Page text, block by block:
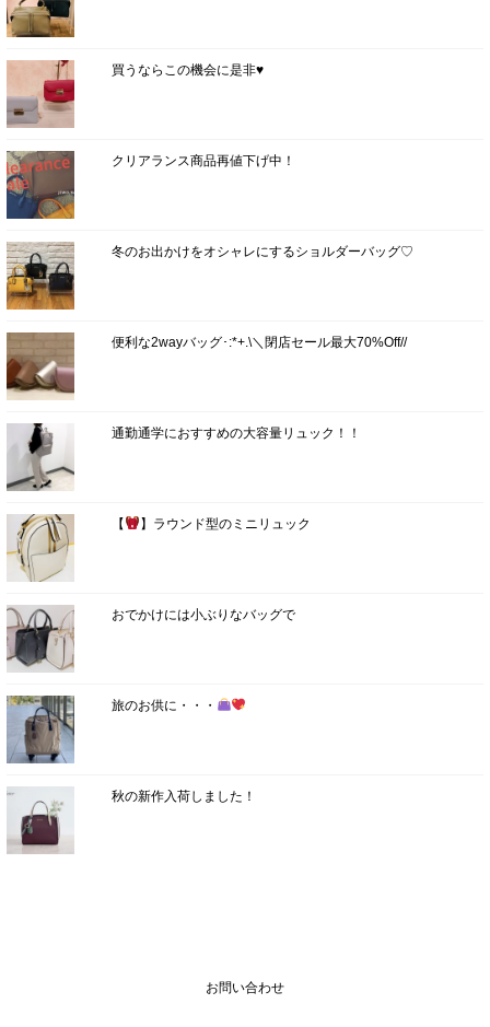
買うならこの機会に是非♥
クリアランス商品再値下げ中！
冬のお出かけをオシャレにするショルダーバッグ♡
便利な2wayバッグ･:*+.\＼閉店セール最大70%Off//
通勤通学におすすめの大容量リュック！！
【 】ラウンド型のミニリュック
おでかけには小ぶりなバッグで
旅のお供に・・・
秋の新作入荷しました！
お問い合わせ